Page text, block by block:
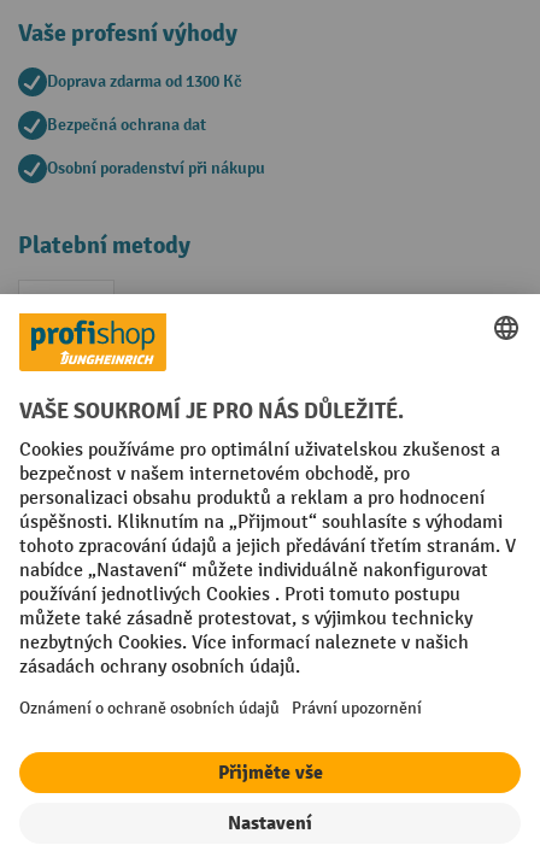
Vaše profesní výhody
Doprava zdarma od 1300 Kč
Bezpečná ochrana dat
Osobní poradenství při nákupu
Platební metody
Faktura
Sociální sítě
Facebook
YouTubeLinkedIn
VODP Otisk
Prohlášení o ochraně osobních údajů
Nastavení ochrany osobních údajů
All prices excl. VAT plusshipping costsand possible delivery charges,
¹ Sleva platí do vyprodání zásob. Sleva se nevztahuje na akční ceny.